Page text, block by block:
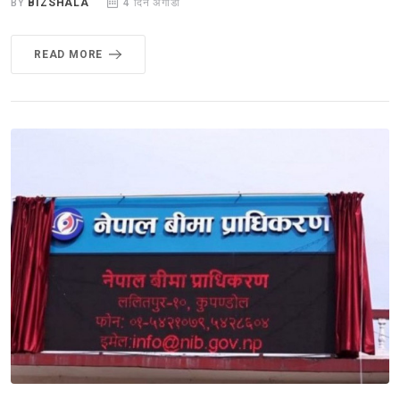
BY BIZSHALA 4 दिन अगाडी
READ MORE